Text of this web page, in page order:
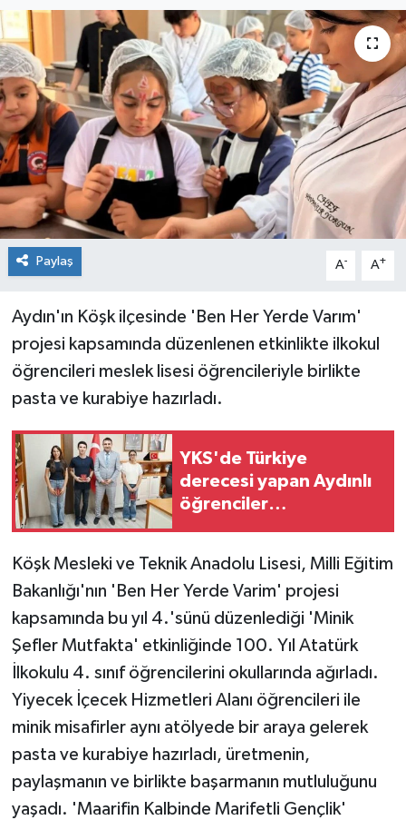
Paylaş A- A+
Aydın'ın Köşk ilçesinde 'Ben Her Yerde Varım'
projesi kapsamında düzenlenen etkinlikte ilkokul
öğrencileri meslek lisesi öğrencileriyle birlikte
pasta ve kurabiye hazırladı.
YKS'de Türkiye
derecesi yapan Aydınlı
öğrenciler
Köşk Mesleki ve Teknik Anadolu Lisesi, Milli Eğitim
Bakanlığı'nın 'Ben Her Yerde Varim' projesi
kapsamında bu yıl 4.'sünü düzenlediği 'Minik
Şefler Mutfakta' etkinliğinde 100. Yıl Atatürk
İlkokulu 4. sınıf öğrencilerini okullarında ağırladı.
Yiyecek İçecek Hizmetleri Alanı öğrencileri ile
minik misafirler aynı atölyede bir araya gelerek
pasta ve kurabiye hazırladı, üretmenin,
paylaşmanın ve birlikte başarmanın mutluluğunu
yaşadı. 'Maarifin Kalbinde Marifetli Gençlik'